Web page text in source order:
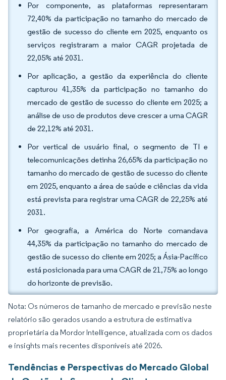
Por componente, as plataformas representaram
72,40% da participação no tamanho do mercado de
gestão de sucesso do cliente em 2025, enquanto os
serviços registraram a maior CAGR projetada de
22,05% até 2031.
Por aplicação, a gestão da experiência do cliente
capturou 41,35% da participação no tamanho do
mercado de gestão de sucesso do cliente em 2025; a
análise de uso de produtos deve crescer a uma CAGR
de 22,12% até 2031.
Por vertical de usuário final, o segmento de TI e
telecomunicações detinha 26,65% da participação no
tamanho do mercado de gestão de sucesso do cliente
em 2025, enquanto a área de saúde e ciências da vida
está prevista para registrar uma CAGR de 22,25% até
2031.
Por geografia, a América do Norte comandava
44,35% da participação no tamanho do mercado de
gestão de sucesso do cliente em 2025; a Ásia-Pacífico
está posicionada para uma CAGR de 21,75% ao longo
do horizonte de previsão.
Nota: Os números de tamanho de mercado e previsão neste
relatório são gerados usando a estrutura de estimativa
proprietária da Mordor Intelligence, atualizada com os dados
e insights mais recentes disponíveis até 2026.
Tendências e Perspectivas do Mercado Global